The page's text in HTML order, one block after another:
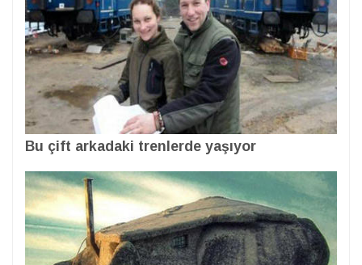
Bu çift arkadaki trenlerde yaşıyor